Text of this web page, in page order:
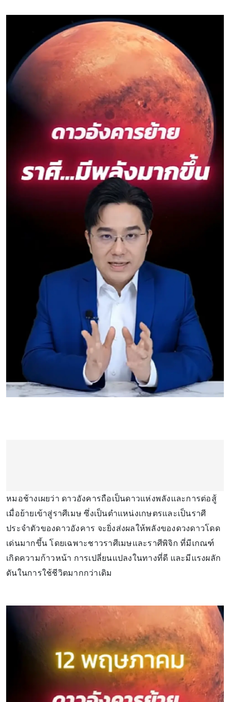
หมอช้างเผยว่า ดาวอังคารถือเป็นดาวแห่งพลังและการต่อสู้
เมื่อย้ายเข้าสู่ราศีเมษ ซึ่งเป็นตำแหน่งเกษตรและเป็นราศี
ประจำตัวของดาวอังคาร จะยิ่งส่งผลให้พลังของดวงดาวโดด
เด่นมากขึ้น โดยเฉพาะชาวราศีเมษและราศีพิจิก ที่มีเกณฑ์
เกิดความก้าวหน้า การเปลี่ยนแปลงในทางที่ดี และมีแรงผลัก
ดันในการใช้ชีวิตมากกว่าเดิม